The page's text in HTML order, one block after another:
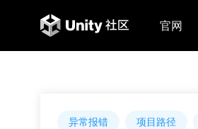
官网
异常报错 项目路径